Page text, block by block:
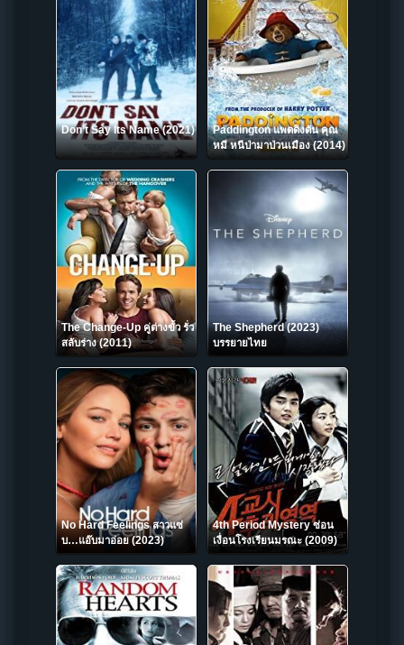
Don’t Say Its Name (2021)
Paddington แพดดิงตัน คุณ
หมี หนีป่ามาป่วนเมือง (2014)
The Change-Up คู่ต่างขั้ว รั่ว
สลับร่าง (2011)
The Shepherd (2023)
บรรยายไทย
No Hard Feelings สาวแซ่
บ…แอ๊บมาอ่อย (2023)
4th Period Mystery ซ่อน
เงื่อนโรงเรียนมรณะ (2009)